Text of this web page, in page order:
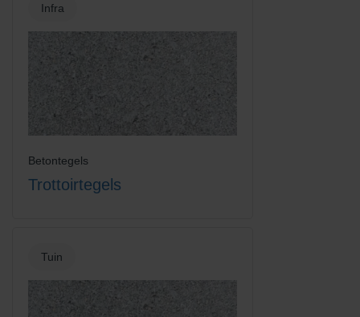
Infra
Betontegels
Trottoirtegels
Tuin